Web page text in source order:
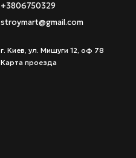
+3806750329
stroymart@gmail.com
г. Киев, ул. Мишуги 12, оф 78
Карта проезда